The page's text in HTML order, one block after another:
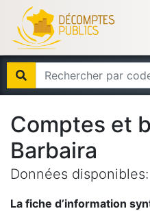
Comptes et
Barbaira
Données disponibles:
La fiche d’information